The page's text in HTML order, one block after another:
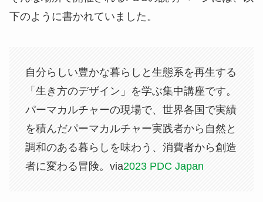
下のように書かれていました。
自分らしい豊かな暮らしと生態系を再生する
「生き方のデザイン」を学ぶ集中講座です。
パーマカルチャーの現場で、世界各国で実績
を積んだパーマカルチャー実践者から自然と
調和のある暮らしを味わう、消費者から創造
者に変わる冒険。via2023 PDC Japan